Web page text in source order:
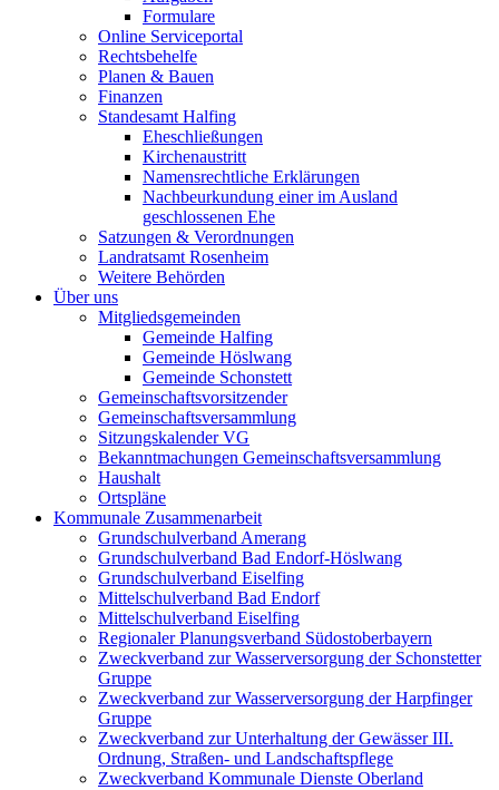
Formulare
Online Serviceportal
Rechtsbehelfe
Planen & Bauen
Finanzen
Standesamt Halfing
Eheschließungen
Kirchenaustritt
Namensrechtliche Erklärungen
Nachbeurkundung einer im Ausland
geschlossenen Ehe
Satzungen & Verordnungen
Landratsamt Rosenheim
Weitere Behörden
Über uns
Mitgliedsgemeinden
Gemeinde Halfing
Gemeinde Höslwang
Gemeinde Schonstett
Gemeinschaftsvorsitzender
Gemeinschaftsversammlung
Sitzungskalender VG
Bekanntmachungen Gemeinschaftsversammlung
Haushalt
Ortspläne
Kommunale Zusammenarbeit
Grundschulverband Amerang
Grundschulverband Bad Endorf-Höslwang
Grundschulverband Eiselfing
Mittelschulverband Bad Endorf
Mittelschulverband Eiselfing
Regionaler Planungsverband Südostoberbayern
Zweckverband zur Wasserversorgung der Schonstetter
Gruppe
Zweckverband zur Wasserversorgung der Harpfinger
Gruppe
Zweckverband zur Unterhaltung der Gewässer III.
Ordnung, Straßen- und Landschaftspflege
Zweckverband Kommunale Dienste Oberland